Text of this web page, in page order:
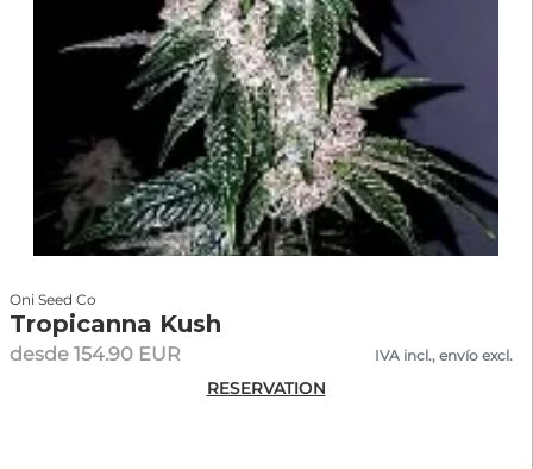
Oni Seed Co
Tropicanna Kush
desde 154.90 EUR IVA incl., envío excl.
RESERVATION